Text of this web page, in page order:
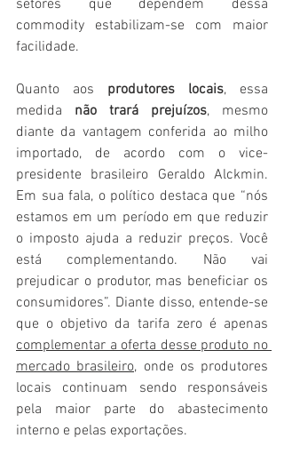
setores que dependem dessa
commodity estabilizam-se com maior
facilidade.
Quanto aos produtores locais, essa
medida não trará prejuízos, mesmo
diante da vantagem conferida ao milho
importado, de acordo com o vice-
presidente brasileiro Geraldo Alckmin.
Em sua fala, o político destaca que “nós
estamos em um período em que reduzir
o imposto ajuda a reduzir preços. Você
está complementando. Não vai
prejudicar o produtor, mas beneficiar os
consumidores”. Diante disso, entende-se
complementar a oferta desse produto no
mercado brasileiro, onde os produtores
locais continuam sendo responsáveis
pela maior parte do abastecimento
interno e pelas exportações.